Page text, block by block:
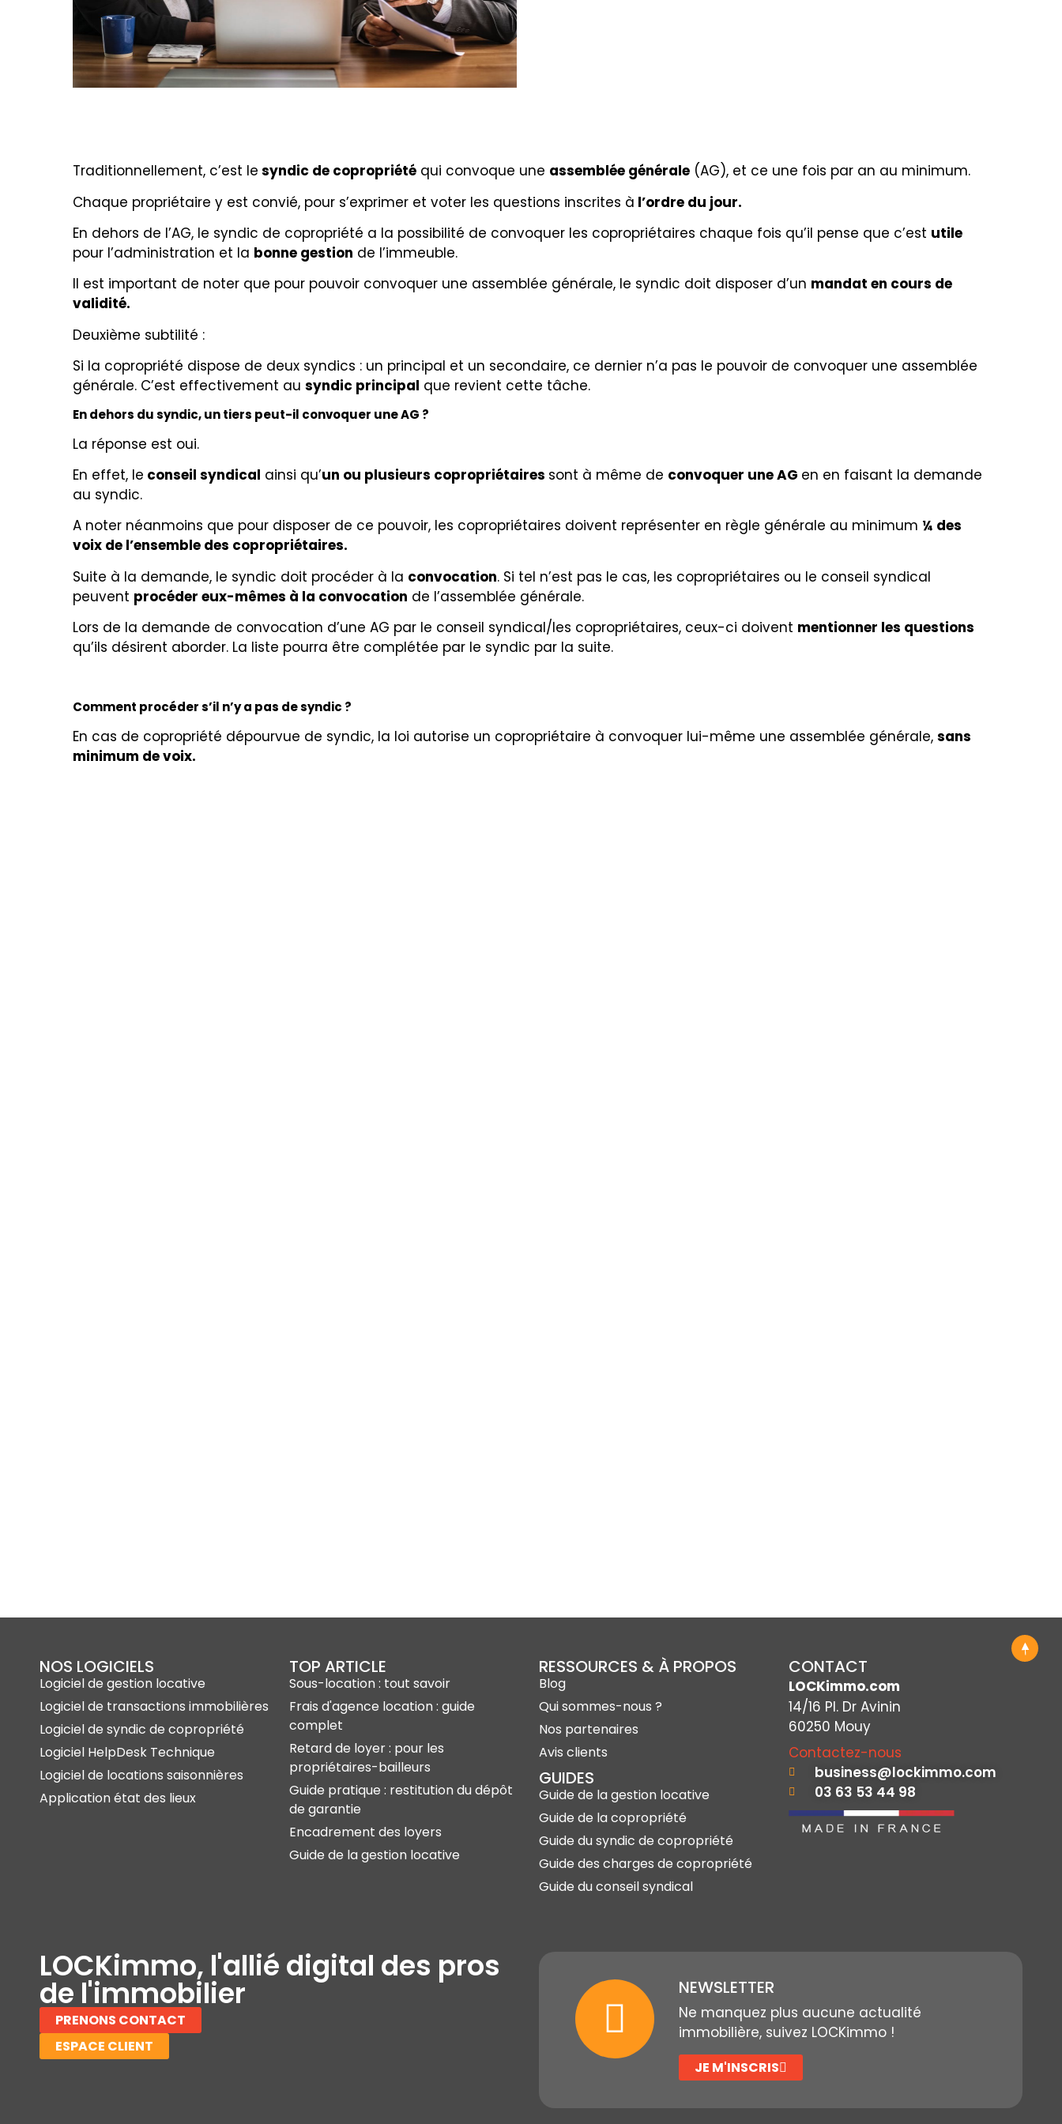
Traditionnellement, c’est le syndic de copropriété qui convoque une assemblée générale (AG), et ce une fois par an au minimum.
Chaque propriétaire y est convié, pour s’exprimer et voter les questions inscrites à l’ordre du jour.
En dehors de l’AG, le syndic de copropriété a la possibilité de convoquer les copropriétaires chaque fois qu’il pense que c’est utile
pour l’administration et la bonne gestion de l’immeuble.
Il est important de noter que pour pouvoir convoquer une assemblée générale, le syndic doit disposer d’un mandat en cours de
validité.
Deuxième subtilité :
Si la copropriété dispose de deux syndics : un principal et un secondaire, ce dernier n’a pas le pouvoir de convoquer une assemblée
générale. C’est effectivement au syndic principal que revient cette tâche.
En dehors du syndic, un tiers peut-il convoquer une AG ?
La réponse est oui.
En effet, le conseil syndical ainsi qu’un ou plusieurs copropriétaires sont à même de convoquer une AG en en faisant la demande
au syndic.
A noter néanmoins que pour disposer de ce pouvoir, les copropriétaires doivent représenter en règle générale au minimum ¼ des
voix de l’ensemble des copropriétaires.
Suite à la demande, le syndic doit procéder à la convocation. Si tel n’est pas le cas, les copropriétaires ou le conseil syndical
peuvent procéder eux-mêmes à la convocation de l’assemblée générale.
Lors de la demande de convocation d’une AG par le conseil syndical/les copropriétaires, ceux-ci doivent mentionner les questions
qu’ils désirent aborder. La liste pourra être complétée par le syndic par la suite.
Comment procéder s’il n’y a pas de syndic ?
En cas de copropriété dépourvue de syndic, la loi autorise un copropriétaire à convoquer lui-même une assemblée générale, sans
minimum de voix.
NOS LOGICIELS
Logiciel de gestion locative
Logiciel de transactions immobilières
Logiciel de syndic de copropriété
Logiciel HelpDesk Technique
Logiciel de locations saisonnières
Application état des lieux
TOP ARTICLE
Sous-location : tout savoir
Frais d'agence location : guide
complet
Retard de loyer : pour les
propriétaires-bailleurs
Guide pratique : restitution du dépôt
de garantie
Encadrement des loyers
Guide de la gestion locative
RESSOURCES & À PROPOS
Blog
Qui sommes-nous ?
Nos partenaires
Avis clients
GUIDES
Guide de la gestion locative
Guide de la copropriété
Guide du syndic de copropriété
Guide des charges de copropriété
Guide du conseil syndical
CONTACT
LOCKimmo.com
14/16 Pl. Dr Avinin
60250 Mouy
Contactez-nous
business@lockimmo.com
03 63 53 44 98
LOCKimmo, l'allié digital des pros
de l'immobilier
PRENONS CONTACT
ESPACE CLIENT
NEWSLETTER
Ne manquez plus aucune actualité
immobilière, suivez LOCKimmo !
JE M'INSCRIS